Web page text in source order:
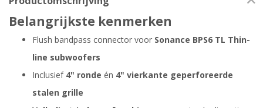
Belangrijkste kenmerken
Flush bandpass connector voor Sonance BPS6 TL Thin-
line subwoofers
Inclusief 4" ronde én 4" vierkante geperforeerde
stalen grille